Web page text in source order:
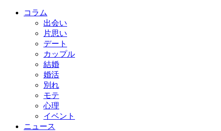
コラム
出会い
片思い
デート
カップル
結婚
婚活
別れ
モテ
心理
イベント
ニュース